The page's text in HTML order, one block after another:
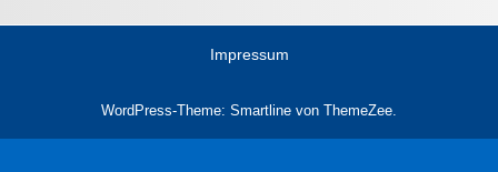
Impressum
WordPress-Theme: Smartline von ThemeZee.